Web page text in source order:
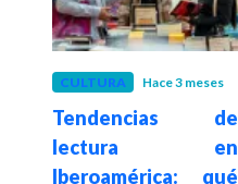
CULTURA Hace 3 meses
Tendencias de
lectura en
Iberoamérica: qué